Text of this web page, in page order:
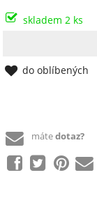
skladem 2 ks
do oblíbených
mátedotaz?